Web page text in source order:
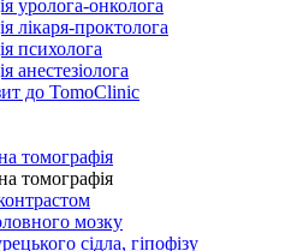
уролога-онколога
лікаря-проктолога
психолога
анестезіолога
до TomoClinic
томографія
томографія
мозку
сідла, гіпофізу